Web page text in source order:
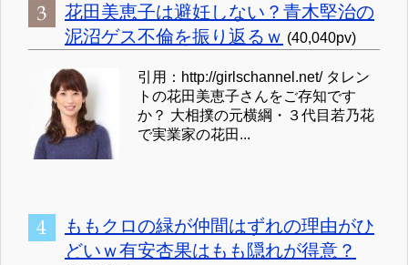
花田美恵子は避妊しない？青木堅治の
泥沼ゲス不倫を振り返るｗ (40,040pv)
引用：http://girlschannel.net/ タレン
トの花田美恵子さんをご存知です
か？ 大相撲の元横綱・３代目若乃花
で実業家の花田...
ももクロの緑が仲間はずれの理由がひ
どいｗ有安杏果はもも隠れが得意？